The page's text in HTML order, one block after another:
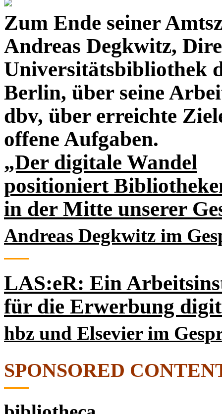
Zum Ende seiner
Andreas Degkwitz,
Universitätsbibliothek
Berlin, über seine
dbv, über erreichte
offene Aufgaben.
„Der digitale Wandel
positioniert
in der Mitte unserer
Andreas Degkwitz im
LAS:eR: Ein
für die Erwerbung
hbz und Elsevier im
SPONSORED